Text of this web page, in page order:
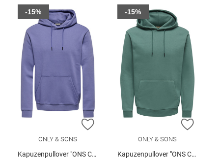
ZUR WUNSCHLISTE HINZUFÜGEN
ONLY & SONS
Kapuzenpullover "ONS Ceres"
-15%
ZUR
ONLY & SONS
Kapuzenpullover "ONS Ceres"
-15%